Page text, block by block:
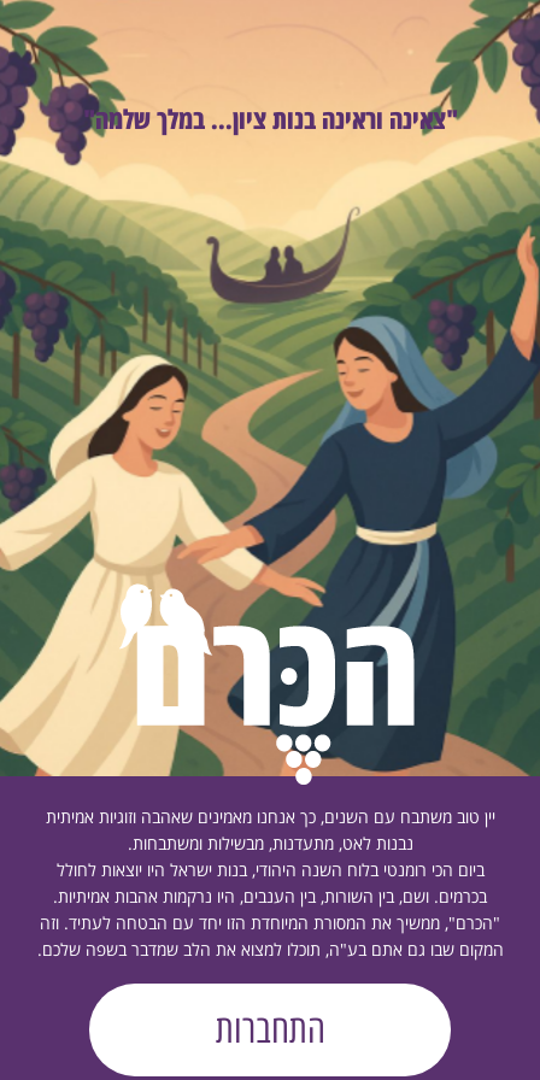
"צאינה וראינה בנות ציון... במלך שלמה"
יין טוב משתבח עם השנים, כך אנחנו מאמינים שאהבה וזוגיות אמיתית
נבנות לאט, מתעדנות, מבשילות ומשתבחות.
ביום הכי רומנטי בלוח השנה היהודי, בנות ישראל היו יוצאות לחולל
בכרמים. ושם, בין השורות, בין הענבים, היו נרקמות אהבות אמיתיות.
"הכרם", ממשיך את המסורת המיוחדת הזו יחד עם הבטחה לעתיד. וזה
המקום שבו גם אתם בע"ה, תוכלו למצוא את הלב שמדבר בשפה שלכם.
התחברות